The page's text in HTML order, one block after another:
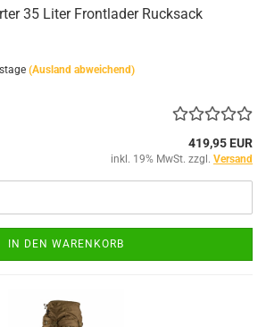
35 Liter Frontlader Rucksack
(Ausland abweichend)
419,95 EUR
inkl. 19% MwSt. zzgl. Versand
IN DEN WARENKORB